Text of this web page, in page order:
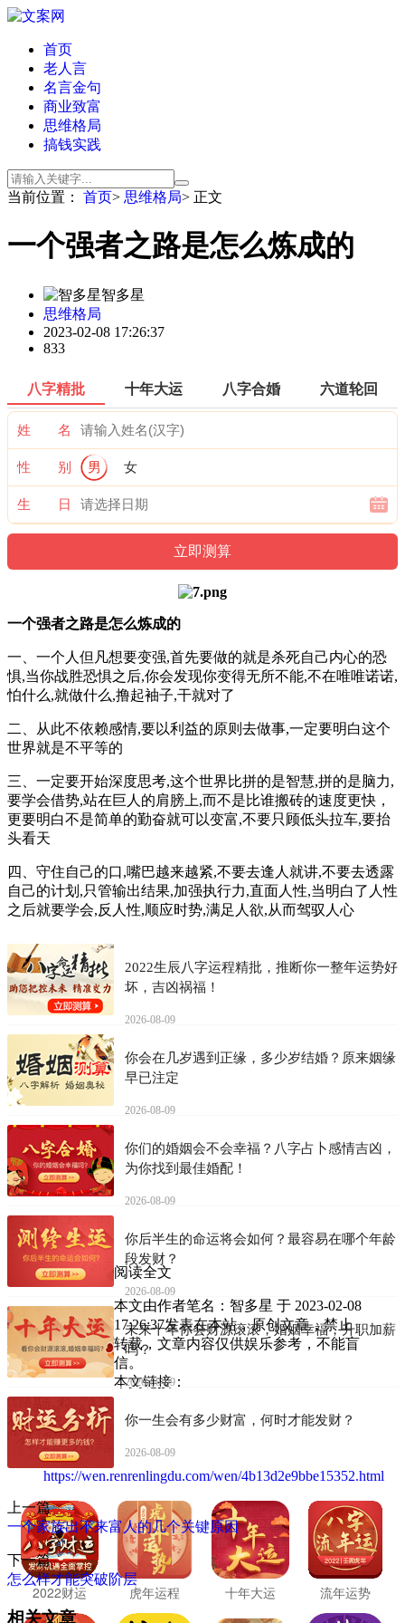
首页
老人言
名言金句
商业致富
思维格局
搞钱实践
当前位置： 首页> 思维格局> 正文
一个强者之路是怎么炼成的
智多星
思维格局
2023-02-08 17:26:37
833
八字精批 十年大运 八字合婚 六道轮回
姓 名
性 别 男 女
生 日
一个强者之路是怎么炼成的
一、一个人但凡想要变强,首先要做的就是杀死自己内心的恐
惧,当你战胜恐惧之后,你会发现你变得无所不能,不在唯唯诺诺,
怕什么,就做什么,撸起袖子,干就对了
二、从此不依赖感情,要以利益的原则去做事,一定要明白这个
世界就是不平等的
三、一定要开始深度思考,这个世界比拼的是智慧,拼的是脑力,
要学会借势,站在巨人的肩膀上,而不是比谁搬砖的速度更快，
更要明白不是简单的勤奋就可以变富,不要只顾低头拉车,要抬
头看天
四、守住自己的口,嘴巴越来越紧,不要去逢人就讲,不要去透露
自己的计划,只管输出结果,加强执行力,直面人性,当明白了人性
之后就要学会,反人性,顺应时势,满足人欲,从而驾驭人心
2022生辰八字运程精批，推断你一整年运势好
坏，吉凶祸福！
2026-08-09
你会在几岁遇到正缘，多少岁结婚？原来姻缘
早已注定
2026-08-09
你们的婚姻会不会幸福？八字占卜感情吉凶，
为你找到最佳婚配！
2026-08-09
你后半生的命运将会如何？最容易在哪个年龄
段发财？
2026-08-09
未来十年你会财源滚滚，婚姻幸福，升职加薪
吗？
2026-08-09
你一生会有多少财富，何时才能发财？
2026-08-09
2022财运 虎年运程 十年大运 流年运势
阅读全文
本文由作者笔名：智多星 于 2023-02-08
17:26:37发表在本站，原创文章，禁止
转载，文章内容仅供娱乐参考，不能盲
信。
本文链接：
https://wen.renrenlingdu.com/wen/4b13d2e9bbe15352.html
上一篇
一个家族出不来富人的几个关键原因
下一篇
怎么样才能突破阶层
相关文章